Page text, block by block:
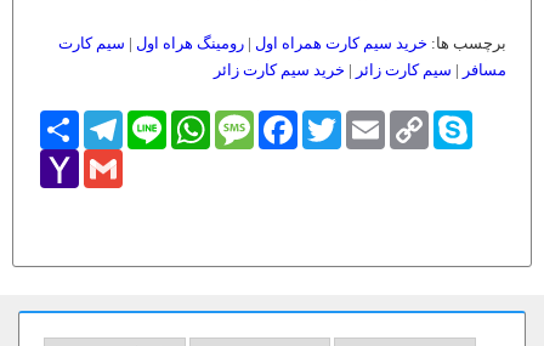
برچسب ها: خرید سیم کارت همراه اول | رومینگ هراه اول | سیم کارت
مسافر | سیم کارت زائر | خرید سیم کارت زائر
اشتراکTelegram Line
WhatsAppMessageFacebookTwitter Email
Copy
Link
Skype
Yahoo
Mail
Gmail